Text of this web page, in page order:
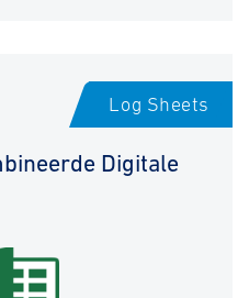
Log Sheets
Digitale